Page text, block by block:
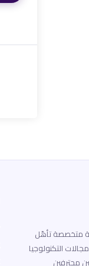
متخصصة تأهّل
التكنولوجيا
محترفين